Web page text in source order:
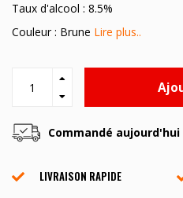
Taux d'alcool : 8.5%
Couleur : Brune Lire plus..
Commandé
LIVRAISON RAPIDE